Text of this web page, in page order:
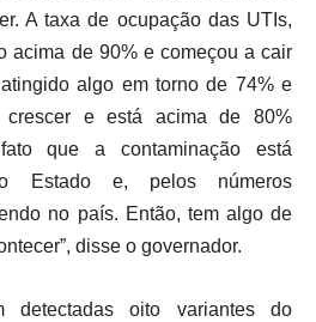
A taxa de ocupação das UTIs,
acima de 90% e começou a cair
algo em torno de 74% e
e está acima de 80%
que a contaminação está
Estado e, pelos números
no país. Então, tem algo de
disse o governador.
detectadas oito variantes do